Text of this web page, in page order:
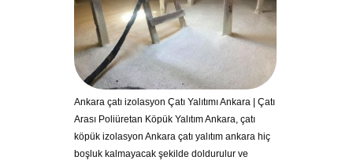
Ankara çatı izolasyon Çatı Yalıtımı Ankara | Çatı
Arası Poliüretan Köpük Yalıtım Ankara, çatı
köpük izolasyon Ankara çatı yalıtım ankara hiç
boşluk kalmayacak şekilde doldurulur ve